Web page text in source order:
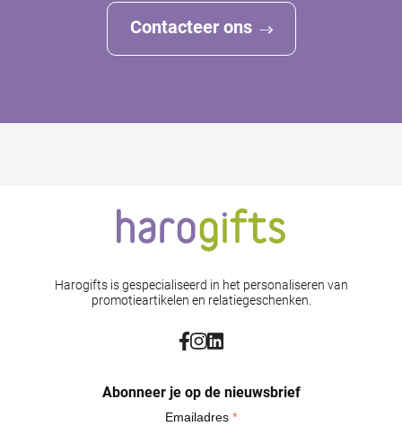
Contacteer ons
Harogifts is gespecialiseerd in het personaliseren van
promotieartikelen en relatiegeschenken.
Abonneer je op de nieuwsbrief
Emailadres *